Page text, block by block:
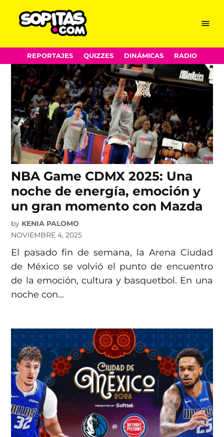
content
Menu
REPORTAJES QUIZZES DINÁMICAS RADIO
NBA en México
NBA Game CDMX 2025: Una
noche de energía, emoción y
un gran momento con Mazda
by KENIA PALOMO
NOVIEMBRE 4, 2025
El pasado fin de semana, la Arena Ciudad
de México se volvió el punto de encuentro
de la emoción, cultura y basquetbol. En una
noche con…